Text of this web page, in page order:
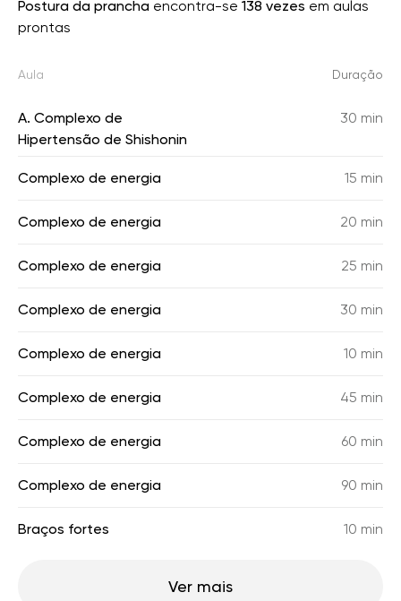
Postura da prancha encontra-se 138 vezes em aulas
prontas
Aula Duração
A. Complexo de
Hipertensão de Shishonin
30 min
Complexo de energia 15 min
Complexo de energia 20 min
Complexo de energia 25 min
Complexo de energia 30 min
Complexo de energia 10 min
Complexo de energia 45 min
Complexo de energia 60 min
Complexo de energia 90 min
Braços fortes 10 min
Ver mais